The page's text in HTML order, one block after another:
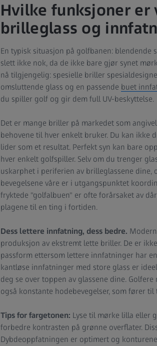
Hvilke funksjoner
brilleglass og
En typisk situasjon på golfbanen:
slett ikke nok, da de ikke bare gjør synet
nå tilgjengelig: spesielle briller
omsluttende glass og en passende buet
du spiller golf og gir dem full UV-beskyttelse.
Det er mange briller på markedet som
behovene til hver enkelt bruker. Du kan ikke
lider som et resultat. Perfekt syn kan bare
hver enkelt golfspiller. Selv om du trenger
uskarphet i periferien av brilleglassene
bevegelsene våre er i utgangspunktet
fryktede "golfalbuen" er ofte forårsaket av
plagene til en ting i fortiden.
Dess lettere innfatning, dess bedre.
produksjon av ekstremt lette briller. De er
passform ettersom lettere innfatninger har
kantløse innfatninger med store glass er
deg se over toppen av glassene dine.
også konstante hodebevegelser, som fører
Tips for fargetonen: Lyse til mørke lilla eller
forbedre kontrasten på grønne overflater.
Dybdeoppfatningen er optimert og